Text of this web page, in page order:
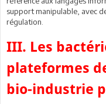
support manipulable, avec
régulation.
III. Les
plateformes
bio-industrie